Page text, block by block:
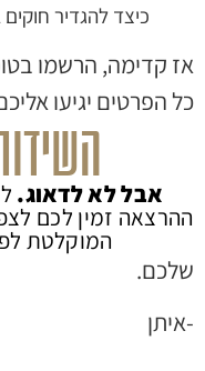
כיצד להגדיר
קדימה, הרשמו
הפרטים יגיעו אליכם
אבל לא לדאוג.
זמין לכם
המוקלטת